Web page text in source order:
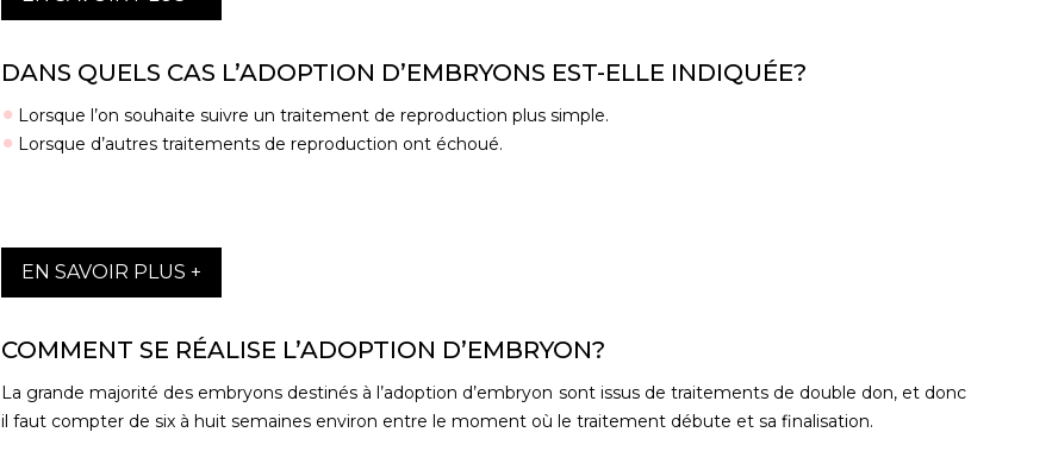
DANS QUELS CAS L’ADOPTION D’EMBRYONS EST-ELLE INDIQUÉE?
Lorsque l’on souhaite suivre un traitement de reproduction plus simple.
Lorsque d’autres traitements de reproduction ont échoué.
EN SAVOIR PLUS +
COMMENT SE RÉALISE L’ADOPTION D’EMBRYON?
La grande majorité des embryons destinés à l’adoption d’embryon sont issus de traitements de double don, et donc
il faut compter de six à huit semaines environ entre le moment où le traitement débute et sa finalisation.